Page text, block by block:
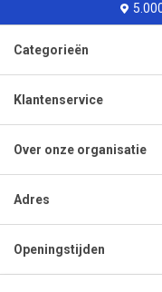
Categorieën
Klantenservice
Over onze organisatie
Adres
Openingstijden